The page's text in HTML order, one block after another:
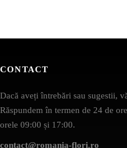
CONTACT
Dacă aveți întrebări sau sugestii,
Răspundem în termen de 24 de
orele 09:00 și 17:00.
contact@romania-flori.ro